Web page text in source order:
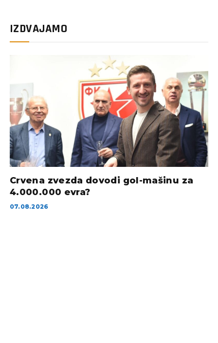
IZDVAJAMO
Crvena zvezda dovodi gol-mašinu za
4.000.000 evra?
07.08.2026